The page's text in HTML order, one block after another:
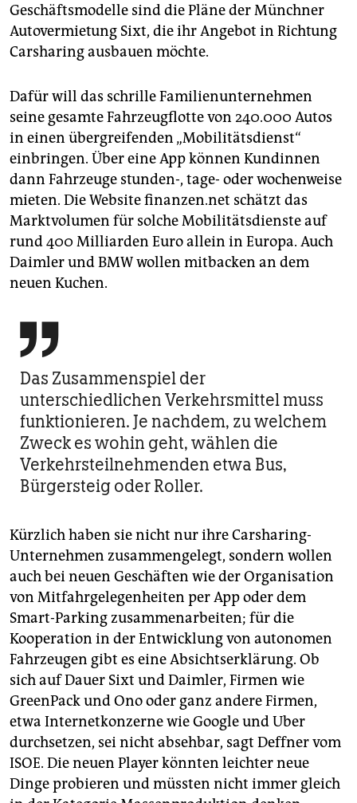
Geschäftsmodelle sind die Pläne der Münchner
Autovermietung Sixt, die ihr Angebot in Richtung
Carsharing ausbauen möchte.
Dafür will das schrille Familienunternehmen
seine gesamte Fahrzeugflotte von 240.000 Autos
in einen übergreifenden „Mobilitätsdienst“
einbringen. Über eine App können Kundinnen
dann Fahrzeuge stunden-, tage- oder wochenweise
mieten. Die Website finanzen.net schätzt das
Marktvolumen für solche Mobilitätsdienste auf
rund 400 Milliarden Euro allein in Europa. Auch
Daimler und BMW wollen mitbacken an dem
neuen Kuchen.

Das Zusammenspiel der
unterschiedlichen Verkehrsmittel muss
funktionieren. Je nachdem, zu welchem
Zweck es wohin geht, wählen die
Verkehrsteilnehmenden etwa Bus,
Bürgersteig oder Roller.
Kürzlich haben sie nicht nur ihre Carsharing-
Unternehmen zusammengelegt, sondern wollen
auch bei neuen Geschäften wie der Organisation
von Mitfahrgelegenheiten per App oder dem
Smart-Parking zusammenarbeiten; für die
Kooperation in der Entwicklung von autonomen
Fahrzeugen gibt es eine Absichtserklärung. Ob
sich auf Dauer Sixt und Daimler, Firmen wie
GreenPack und Ono oder ganz andere Firmen,
etwa Internetkonzerne wie Google und Uber
durchsetzen, sei nicht absehbar, sagt Deffner vom
ISOE. Die neuen Player könnten leichter neue
Dinge probieren und müssten nicht immer gleich